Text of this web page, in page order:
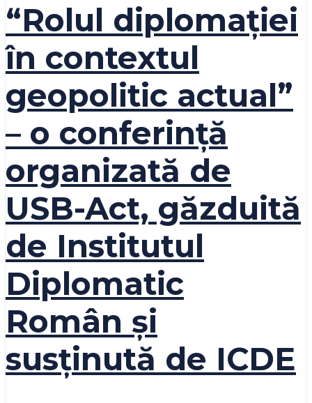
“Rolul diplomației
în contextul
geopolitic actual”
– o conferință
organizată de
USB-Act, găzduită
de Institutul
Diplomatic
Român și
susținută de ICDE